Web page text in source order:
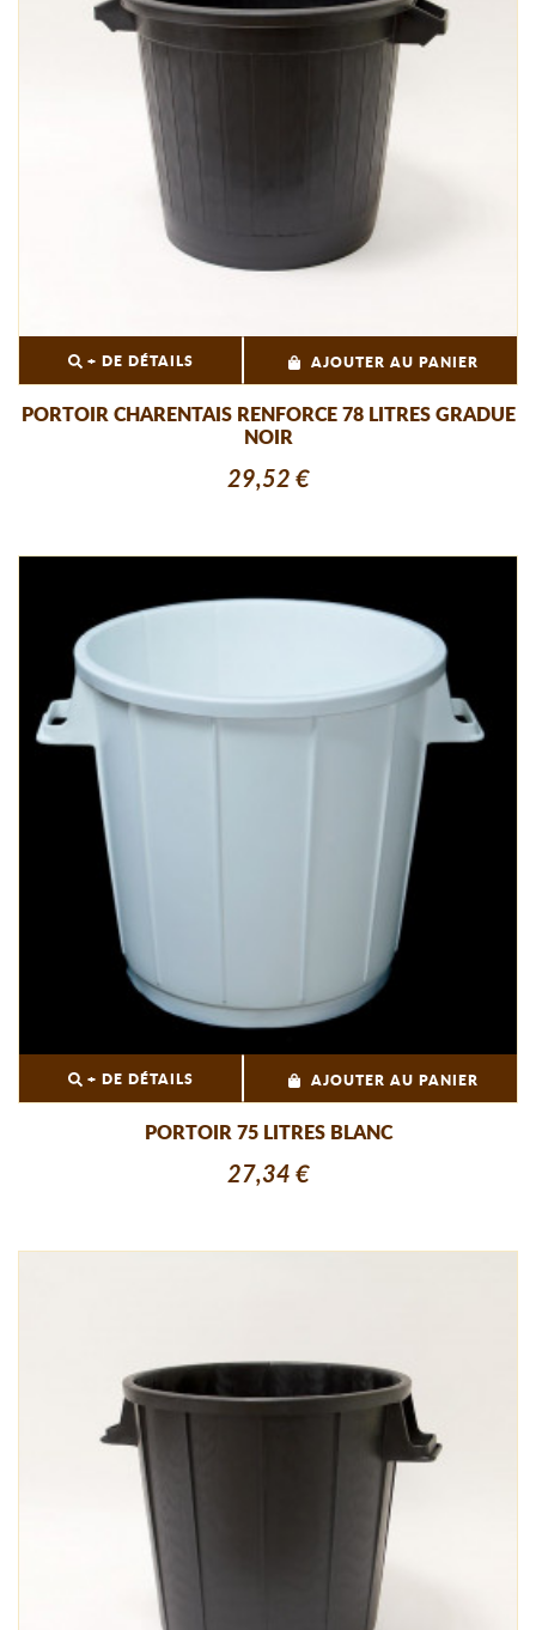
+ DE DÉTAILS AJOUTER AU PANIER
PORTOIR CHARENTAIS RENFORCE 78 LITRES GRADUE
NOIR
29,52 €
+ DE DÉTAILS AJOUTER AU PANIER
PORTOIR 75 LITRES BLANC
27,34 €